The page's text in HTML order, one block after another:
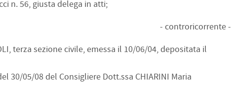
n. 56, giusta delega in atti;
- controricorrente -
terza sezione civile, emessa il 10/06/04, depositata il
30/05/08 del Consigliere Dott.ssa CHIARINI Maria